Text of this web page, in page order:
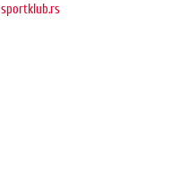
sportklub.rs